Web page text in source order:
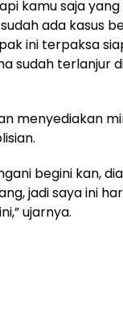
kamu saja
ada kasus
ini terpaksa
sudah terlanjur
menyediakan
begini kan,
jadi saya ini
ujarnya.